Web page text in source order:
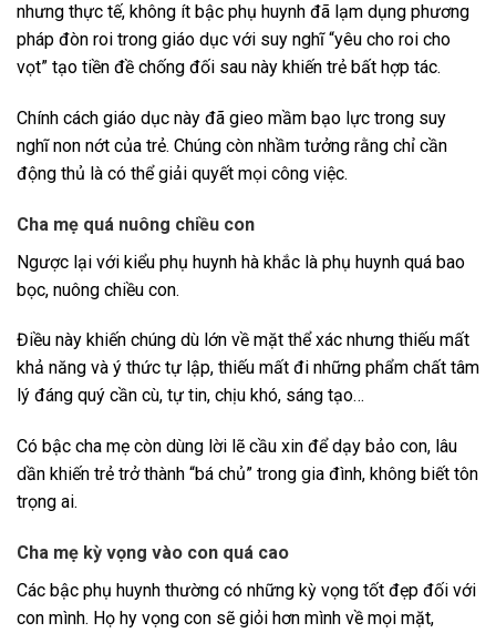
nhưng thực tế, không ít bậc phụ huynh đã lạm dụng phương
pháp đòn roi trong giáo dục với suy nghĩ “yêu cho roi cho
vọt” tạo tiền đề chống đối sau này khiến trẻ bất hợp tác.
Chính cách giáo dục này đã gieo mầm bạo lực trong suy
nghĩ non nớt của trẻ. Chúng còn nhầm tưởng rằng chỉ cần
động thủ là có thể giải quyết mọi công việc.
Cha mẹ quá nuông chiều con
Ngược lại với kiểu phụ huynh hà khắc là phụ huynh quá bao
bọc, nuông chiều con.
Điều này khiến chúng dù lớn về mặt thể xác nhưng thiếu mất
khả năng và ý thức tự lập, thiếu mất đi những phẩm chất tâm
lý đáng quý cần cù, tự tin, chịu khó, sáng tạo…
Có bậc cha mẹ còn dùng lời lẽ cầu xin để dạy bảo con, lâu
dần khiến trẻ trở thành “bá chủ” trong gia đình, không biết tôn
trọng ai.
Cha mẹ kỳ vọng vào con quá cao
Các bậc phụ huynh thường có những kỳ vọng tốt đẹp đối với
con mình. Họ hy vọng con sẽ giỏi hơn mình về mọi mặt,